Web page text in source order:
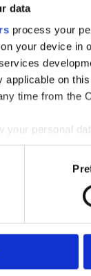
data
process your
your device in
applicable on
time from the
your personal
content
of our site
provided to